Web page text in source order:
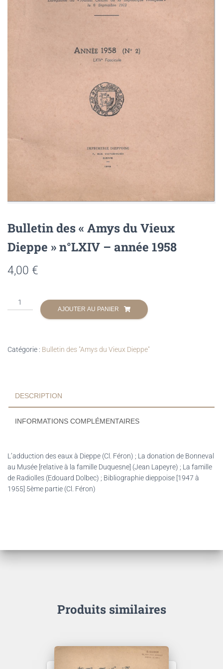
Bulletin des « Amys du Vieux
Dieppe » n°LXIV – année 1958
4,00 €
quantité
de
du
année
1958
AJOUTER AU PANIER
Catégorie : Bulletin des "Amys du Vieux Dieppe"
DESCRIPTION
INFORMATIONS COMPLÉMENTAIRES
L’adduction des eaux à Dieppe (Cl. Féron) ; La donation de Bonneval
au Musée [relative à la famille Duquesne] (Jean Lapeyre) ; La famille
de Radiolles (Edouard Dolbec) ; Bibliographie dieppoise [1947 à
1955] 5ème partie (Cl. Féron)
Produits similaires